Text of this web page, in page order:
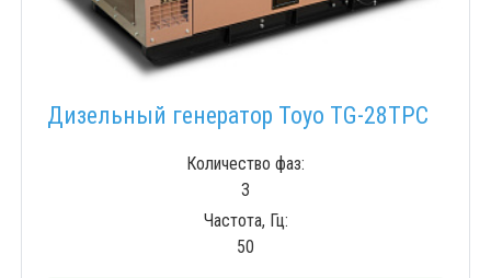
Дизельный генератор Toyo TG-28TPC
Количество фаз:
3
Частота, Гц:
50